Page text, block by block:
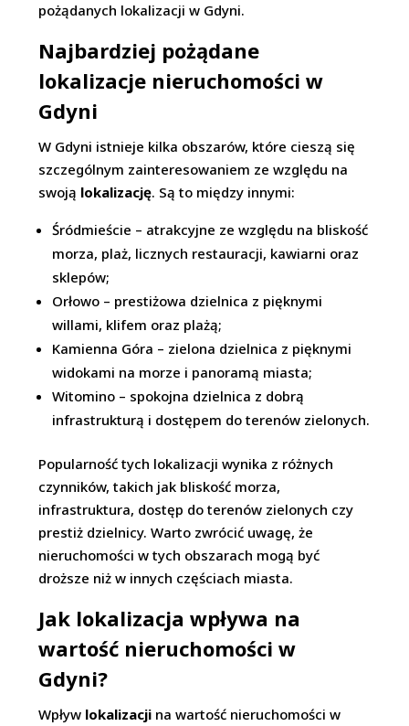
pożądanych lokalizacji w Gdyni.
Najbardziej pożądane
lokalizacje nieruchomości w
Gdyni
W Gdyni istnieje kilka obszarów, które cieszą się
szczególnym zainteresowaniem ze względu na
swoją lokalizację. Są to między innymi:
Śródmieście – atrakcyjne ze względu na bliskość
morza, plaż, licznych restauracji, kawiarni oraz
sklepów;
Orłowo – prestiżowa dzielnica z pięknymi
willami, klifem oraz plażą;
Kamienna Góra – zielona dzielnica z pięknymi
widokami na morze i panoramą miasta;
Witomino – spokojna dzielnica z dobrą
infrastrukturą i dostępem do terenów zielonych.
Popularność tych lokalizacji wynika z różnych
czynników, takich jak bliskość morza,
infrastruktura, dostęp do terenów zielonych czy
prestiż dzielnicy. Warto zwrócić uwagę, że
nieruchomości w tych obszarach mogą być
droższe niż w innych częściach miasta.
Jak lokalizacja wpływa na
wartość nieruchomości w
Gdyni?
Wpływ lokalizacji na wartość nieruchomości w